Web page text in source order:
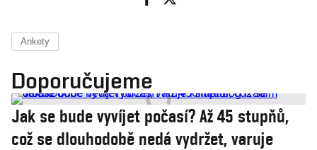
Ankety
Doporučujeme
Jak se bude vyvíjet počasí? Až 45 stupňů,
což se dlouhodobě nedá vydržet, varuje